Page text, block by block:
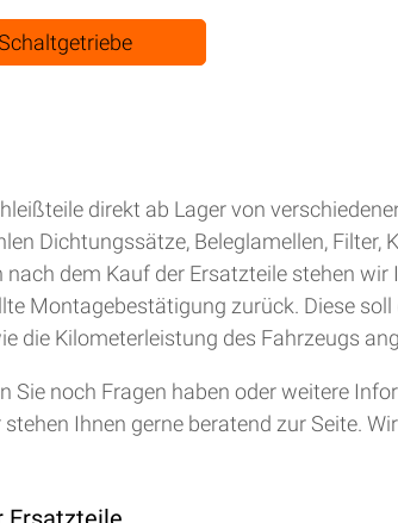
direkt ab Lager von
Dichtungssätze, Beleglamellen, Filter,
dem Kauf der Ersatzteile stehen wir
Montagebestätigung zurück. Diese
die Kilometerleistung des Fahrzeugs
Sie noch Fragen haben oder weitere
Ihnen gerne beratend zur Seite.